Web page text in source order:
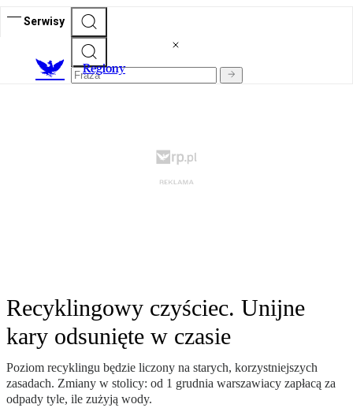
Serwisy
Regiony
Recyklingowy czyściec. Unijne
kary odsunięte w czasie
Poziom recyklingu będzie liczony na starych, korzystniejszych
zasadach. Zmiany w stolicy: od 1 grudnia warszawiacy zapłacą za
odpady tyle, ile zużyją wody.